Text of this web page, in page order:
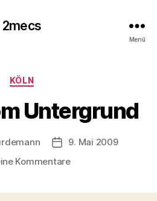
2mecs
Menü
Kategorien
KÖLN
Untergrund
Beitragsdatum
9. Mai 2009
Kommentarezu